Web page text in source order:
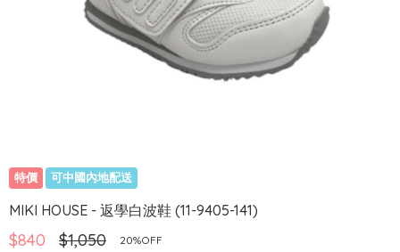
特價 可中國內地配送
MIKI HOUSE - 返學白波鞋 (11-9405-141)
$840 $1,050 20%OFF